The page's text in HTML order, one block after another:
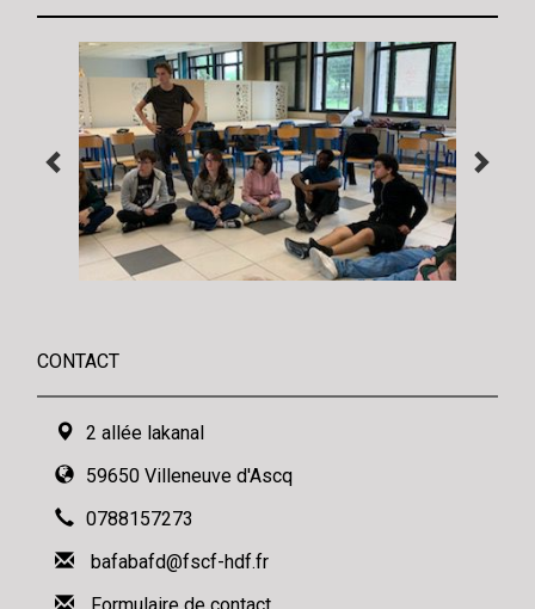
CONTACT
2 allée lakanal
59650 Villeneuve d'Ascq
0788157273
bafabafd@fscf-hdf.fr